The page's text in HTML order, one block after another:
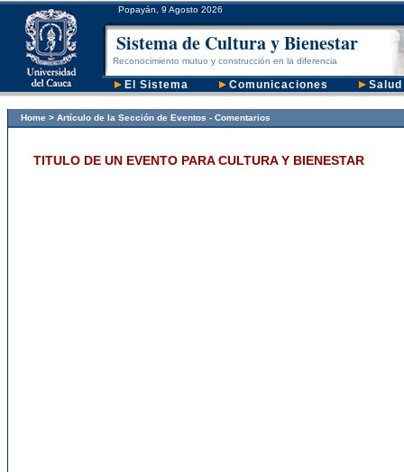
Popayán, 9 Agosto 2026
Sistema de Cultura y Bienestar
Reconocimiento mutuo y construcción en la diferencia
El Sistema Comunicaciones Salud
Home > Artículo de la Sección de Eventos - Comentarios
TITULO DE UN EVENTO PARA CULTURA Y BIENESTAR